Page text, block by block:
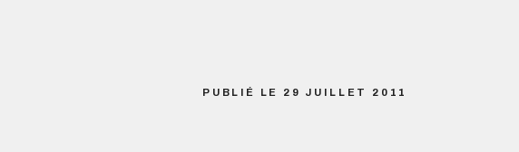
PUBLIÉ LE 29 JUILLET 2011